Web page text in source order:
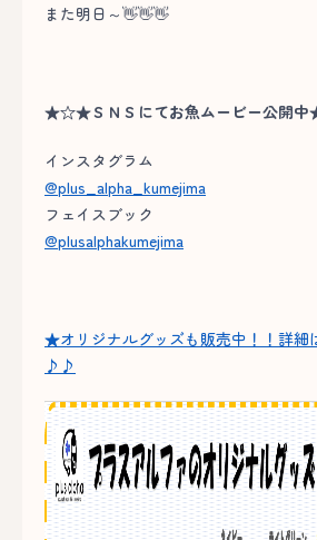
また明日～👋👋👋
★☆★ＳＮＳにてお魚ムービー公開
インスタグラム
@plus_alpha_kumejima
フェイスブック
@plusalphakumejima
★オリジナルグッズも販売中！！詳細
♪♪